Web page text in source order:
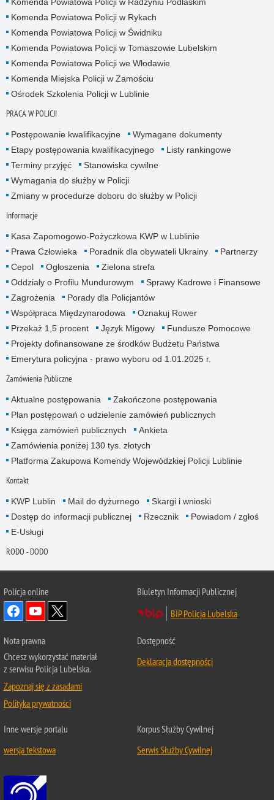
Komenda Powiatowa Policji w Rykach
Komenda Powiatowa Policji w Świdniku
Komenda Powiatowa Policji w Tomaszowie Lubelskim
Komenda Powiatowa Policji we Włodawie
Komenda Miejska Policji w Zamościu
Ośrodek Szkolenia Policji w Lublinie
PRACA W POLICJI
Postępowanie kwalifikacyjne
Wymagane dokumenty
Etapy postępowania kwalifikacyjnego
Listy rankingowe
Terminy przyjęć
Stanowiska cywilne
Wymagania do służby w Policji
Zmiany w procedurze doboru do służby w Policji
Informacje
Kasa Zapomogowo-Pożyczkowa KWP w Lublinie
Prawa Człowieka
Poradnik dla obywateli Ukrainy
Partnerzy
Cepol
Ogłoszenia
Zielona strefa
Oddziały o Profilu Mundurowym
Sprawy Kadrowe i Finansowe
Zagrożenia
Porady dla Policjantów
Współpraca Międzynarodowa
Oznakuj Rower
Przekaż 1,5 procent
Język Migowy
Fundusze Pomocowe
Projekty dofinansowane ze środków Budżetu Państwa
Emerytura policyjna - prawo wyboru od 1.01.2025 r.
Zamówienia Publiczne
Aktualne postępowania
Zakończone postępowania
Plan postępowań o udzielenie zamówień publicznych
Księga zamówień publicznych
Ankieta
Zamówienia poniżej 130 tys. złotych
Platforma Zakupowa Komendy Wojewódzkiej Policji Lublinie
Kontakt
KWP Lublin Mail do dyżurnego
Skargi i wnioski
Dostęp do informacji publicznej
Rzecznik
Powiadom / zgłoś
E-Usługi
RODO - DODO
Policja online
Biuletyn Informacji Publicznej
BIP Policja Lubelska
Nota prawna
Chcesz wykorzystać materiał
z serwisu Policja Lubelska.
Zapoznaj się z zasadami
Polityka prywatności
Dostępność
Deklaracja dostępności
Inne wersje portalu
wersja tekstowa
Korpus Służby Cywilnej
Serwis Służby Cywilnej